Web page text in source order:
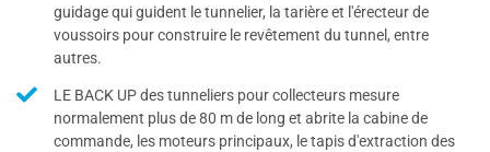
guidage qui guident le tunnelier, la tarière et l'érecteur de
voussoirs pour construire le revêtement du tunnel, entre
autres.
LE BACK UP des tunneliers pour collecteurs mesure
normalement plus de 80 m de long et abrite la cabine de
commande, les moteurs principaux, le tapis d'extraction des